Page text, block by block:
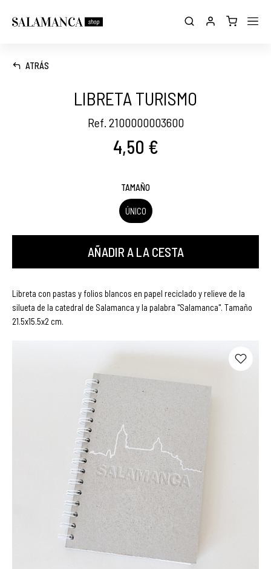
ATRÁS
LIBRETA TURISMO
Ref. 2100000003600
4,50 €
TAMAÑO
ÚNICO
AÑADIR A LA CESTA
Libreta con pastas y folios blancos en papel reciclado y relieve de la
silueta de la catedral de Salamanca y la palabra "Salamanca". Tamaño
21.5x15.5x2 cm.